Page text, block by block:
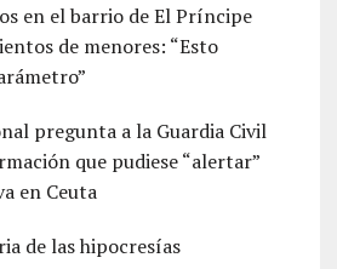
en el barrio de El Príncipe
de menores: “Esto
pregunta a la Guardia Civil
que pudiese “alertar”
en Ceuta
de las hipocresías